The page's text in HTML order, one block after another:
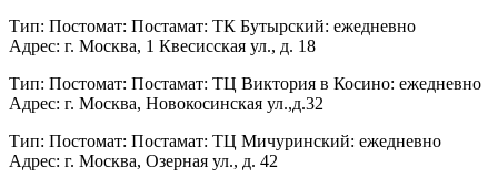
Тип: Постомат: Постамат: ТК Бутырский: ежедневно
Адрес: г. Москва, 1 Квесисская ул., д. 18
Тип: Постомат: Постамат: ТЦ Виктория в Косино: ежедневно
Адрес: г. Москва, Новокосинская ул.,д.32
Тип: Постомат: Постамат: ТЦ Мичуринский: ежедневно
Адрес: г. Москва, Озерная ул., д. 42